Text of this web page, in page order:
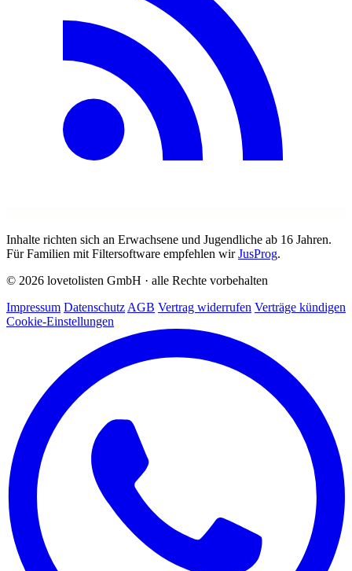
Inhalte richten sich an Erwachsene und Jugendliche ab 16 Jahren.
Für Familien mit Filtersoftware empfehlen wirJusProg.
© 2026 lovetolisten GmbH · alle Rechte vorbehalten
Impressum Datenschutz AGB Vertrag widerrufen Verträge kündigen
Cookie-Einstellungen